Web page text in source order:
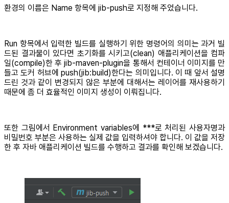
환경의 이름은 Name 항목에 jib-push로 지정해 주었습니다.
Run 항목에서 입력한 빌드를 실행하기 위한 명령어의 의미는 과거 빌
드된 결과물이 있다면 초기화를 시키고(clean) 애플리케이션을 컴파
일(compile)한 후 jib-maven-plugin을 통해서 컨테이너 이미지를 만
들고 도커 허브에 push(jib:build)한다는 의미입니다. 이 때 앞서 설명
드린 것과 같이 변경되지 않은 부분에 대해서는 레이어를 재사용하기
때문에 좀 더 효율적인 이미지 생성이 이뤄집니다.
또한 그림에서 Environment variables에 ***로 처리된 사용자명과
비밀번호 부분은 사용하는 실제 값을 입력하셔야 합니다. 이 값을 저장
한 후 자바 애플리케이션 빌드를 수행하고 결과를 확인해 보겠습니다.